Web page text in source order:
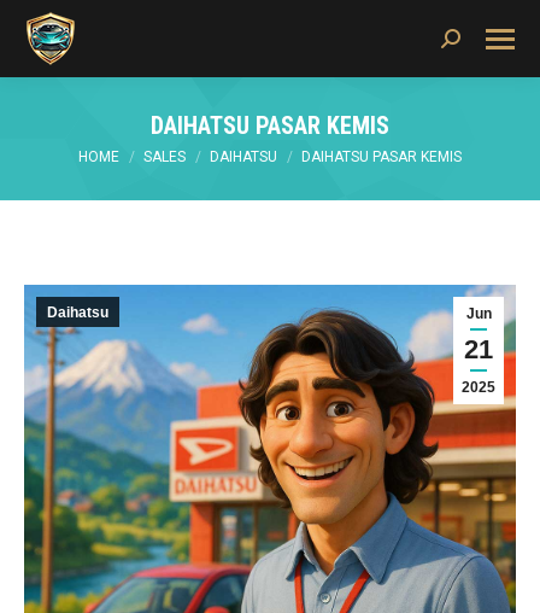
Search:
DAIHATSU PASAR KEMIS
You are here:
HOME SALES DAIHATSU DAIHATSU PASAR KEMIS
Jun
21
2025
Daihatsu